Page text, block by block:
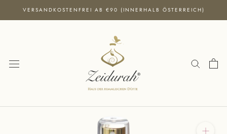
VERSANDKOSTENFREI AB €90 (INNERHALB ÖSTERREICH)